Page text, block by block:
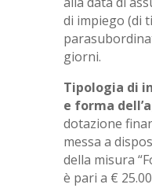
di impiego (di
giorni.
Tipologia di
e forma
dotazione
messa a
della misura
è pari a €